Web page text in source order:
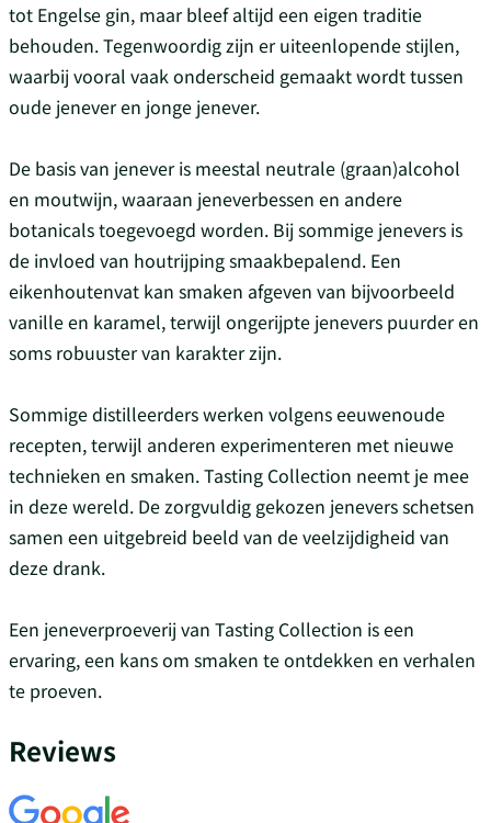
tot Engelse gin, maar bleef altijd een eigen traditie
behouden. Tegenwoordig zijn er uiteenlopende stijlen,
waarbij vooral vaak onderscheid gemaakt wordt tussen
oude jenever en jonge jenever.
De basis van jenever is meestal neutrale (graan)alcohol
en moutwijn, waaraan jeneverbessen en andere
botanicals toegevoegd worden. Bij sommige jenevers is
de invloed van houtrijping smaakbepalend. Een
eikenhoutenvat kan smaken afgeven van bijvoorbeeld
vanille en karamel, terwijl ongerijpte jenevers puurder en
soms robuuster van karakter zijn.
Sommige distilleerders werken volgens eeuwenoude
recepten, terwijl anderen experimenteren met nieuwe
technieken en smaken. Tasting Collection neemt je mee
in deze wereld. De zorgvuldig gekozen jenevers schetsen
samen een uitgebreid beeld van de veelzijdigheid van
deze drank.
Een jeneverproeverij van Tasting Collection is een
ervaring, een kans om smaken te ontdekken en verhalen
te proeven.
Reviews